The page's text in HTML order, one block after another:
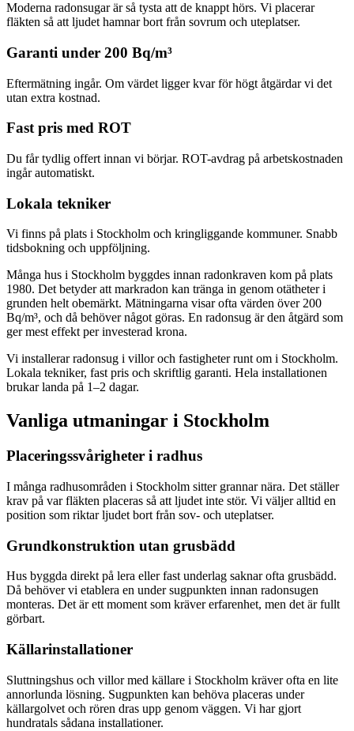
Moderna radonsugar är så tysta att de knappt hörs. Vi placerar
fläkten så att ljudet hamnar bort från sovrum och uteplatser.
Garanti under 200 Bq/m³
Eftermätning ingår. Om värdet ligger kvar för högt åtgärdar vi det
utan extra kostnad.
Fast pris med ROT
Du får tydlig offert innan vi börjar. ROT-avdrag på arbetskostnaden
ingår automatiskt.
Lokala tekniker
Vi finns på plats i Stockholm och kringliggande kommuner. Snabb
tidsbokning och uppföljning.
Många hus i Stockholm byggdes innan radonkraven kom på plats
1980. Det betyder att markradon kan tränga in genom otätheter i
grunden helt obemärkt. Mätningarna visar ofta värden över 200
Bq/m³, och då behöver något göras. En radonsug är den åtgärd som
ger mest effekt per investerad krona.
Vi installerar radonsug i villor och fastigheter runt om i Stockholm.
Lokala tekniker, fast pris och skriftlig garanti. Hela installationen
brukar landa på 1–2 dagar.
Vanliga utmaningar i Stockholm
Placeringssvårigheter i radhus
I många radhusområden i Stockholm sitter grannar nära. Det ställer
krav på var fläkten placeras så att ljudet inte stör. Vi väljer alltid en
position som riktar ljudet bort från sov- och uteplatser.
Grundkonstruktion utan grusbädd
Hus byggda direkt på lera eller fast underlag saknar ofta grusbädd.
Då behöver vi etablera en under sugpunkten innan radonsugen
monteras. Det är ett moment som kräver erfarenhet, men det är fullt
görbart.
Källarinstallationer
Sluttningshus och villor med källare i Stockholm kräver ofta en lite
annorlunda lösning. Sugpunkten kan behöva placeras under
källargolvet och rören dras upp genom väggen. Vi har gjort
hundratals sådana installationer.